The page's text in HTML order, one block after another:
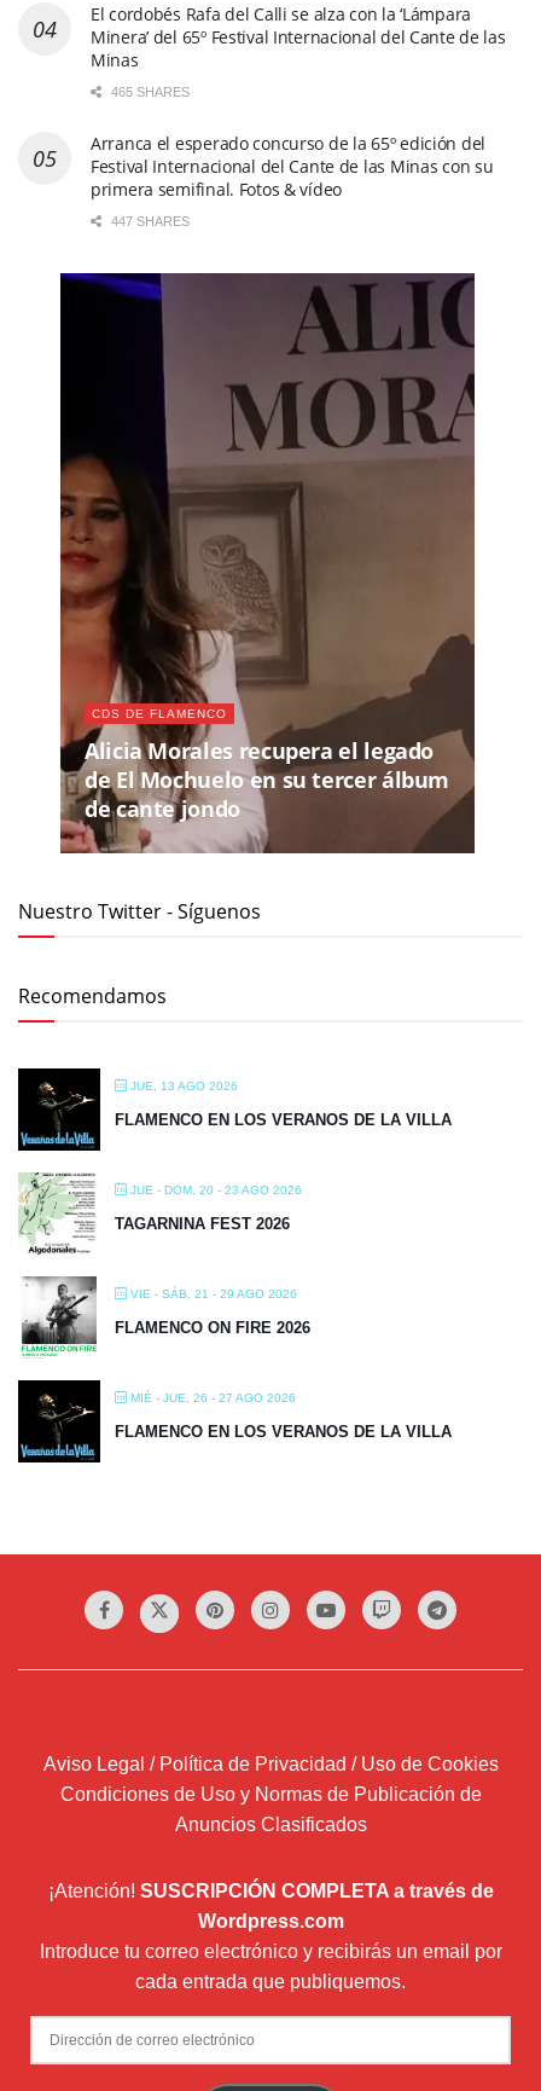
El cordobés Rafa del Calli se alza con la ‘Lámpara
Minera’ del 65º Festival Internacional del Cante de las
Minas
465 SHARES
Arranca el esperado concurso de la 65º edición del
Festival Internacional del Cante de las Minas con su
primera semifinal. Fotos & vídeo
447 SHARES
CDS DE FLAMENCO
Alicia Morales recupera el legado
de El Mochuelo en su tercer álbum
de cante jondo
Nuestro Twitter - Síguenos
Recomendamos
JUE, 13 AGO 2026
FLAMENCO EN LOS VERANOS DE LA VILLA
JUE - DOM, 20 - 23 AGO 2026
TAGARNINA FEST 2026
VIE - SÁB, 21 - 29 AGO 2026
FLAMENCO ON FIRE 2026
MIÉ - JUE, 26 - 27 AGO 2026
FLAMENCO EN LOS VERANOS DE LA VILLA
Aviso Legal / Política de Privacidad / Uso de Cookies
Condiciones de Uso y Normas de Publicación de
Anuncios Clasificados
¡Atención! SUSCRIPCIÓN COMPLETA a través de
Wordpress.com
Introduce tu correo electrónico y recibirás un email por
cada entrada que publiquemos.
Dirección
de